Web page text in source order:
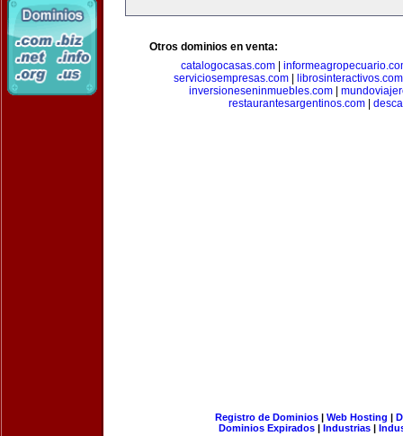
Otros dominios en venta:
catalogocasas.com
serviciosempresas.com| librosinteractivos.com
inversioneseninmuebles.com|
restaurantesargentinos.com|
Registro de Dominios| Web Hosting |
Dominios Expirados | Industrias |